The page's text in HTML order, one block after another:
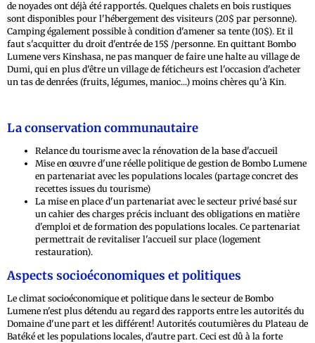
de noyades ont déjà été rapportés. Quelques chalets en bois rustiques
sont disponibles pour l'hébergement des visiteurs (20$ par personne).
Camping également possible à condition d'amener sa tente (10$). Et il
faut s'acquitter du droit d'entrée de 15$ /personne. En quittant Bombo
Lumene vers Kinshasa, ne pas manquer de faire une halte au village de
Dumi, qui en plus d'être un village de féticheurs est l'occasion d'acheter
un tas de denrées (fruits, légumes, manioc...) moins chères qu'à Kin.
La conservation communautaire
Relance du tourisme avec la rénovation de la base d'accueil
Mise en œuvre d'une réelle politique de gestion de Bombo Lumene
en partenariat avec les populations locales (partage concret des
recettes issues du tourisme)
La mise en place d'un partenariat avec le secteur privé basé sur
un cahier des charges précis incluant des obligations en matière
d'emploi et de formation des populations locales. Ce partenariat
permettrait de revitaliser l'accueil sur place (logement
restauration).
Aspects socioéconomiques et politiques
Le climat socioéconomique et politique dans le secteur de Bombo
Lumene n'est plus détendu au regard des rapports entre les autorités du
Domaine d'une part et les différent! Autorités coutumières du Plateau de
Batéké et les populations locales, d'autre part. Ceci est dû à la forte